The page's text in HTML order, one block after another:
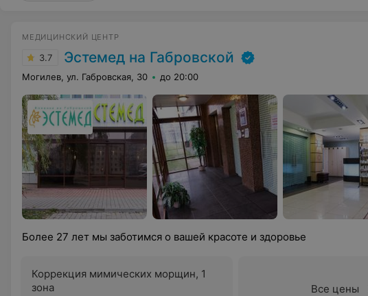
МЕДИЦИНСКИЙ ЦЕНТР
3.7 Эстемед на Габровской
Могилев, ул. Габровская, 30 до 20:00
Более 27 лет мы заботимся о вашей красоте и здоровье
Коррекция мимических морщин, 1
зона
Все цены